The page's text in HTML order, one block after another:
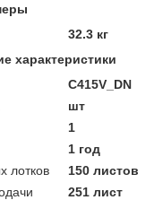
32.3 кг
характеристики
C415V_DN
шт
1
1 год
лотков
150 листов
251 лист